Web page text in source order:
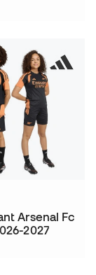
Arsenal Fc
2027